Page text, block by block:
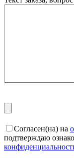
Согласен(на) на
подтверждаю